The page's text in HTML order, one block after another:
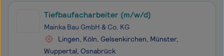
Tiefbaufacharbeiter (m/w/d)
Mainka Bau GmbH & Co. KG
Lingen, Köln, Gelsenkirchen, Münster,
Wuppertal, Osnabrück